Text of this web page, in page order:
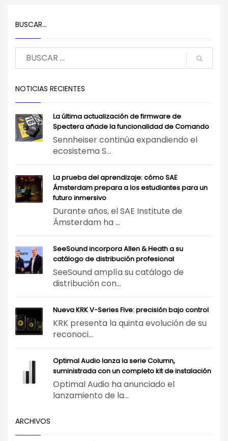
BUSCAR…
NOTICIAS RECIENTES
La última actualización de firmware de
Spectera añade la funcionalidad de Comando
Sennheiser continúa expandiendo el
ecosistema S...
La prueba del aprendizaje: cómo SAE
Ámsterdam prepara a los estudiantes para un
futuro inmersivo
Durante años, el SAE Institute de
Ámsterdam ha ...
SeeSound incorpora Allen & Heath a su
catálogo de distribución profesional
SeeSound amplía su catálogo de
distribución con...
Nueva KRK V-Series Five: precisión bajo control
KRK presenta la quinta evolución de su
reconoci...
Optimal Audio lanza la serie Column,
suministrada con un completo kit de instalación
Optimal Audio ha anunciado el
lanzamiento de la...
ARCHIVOS